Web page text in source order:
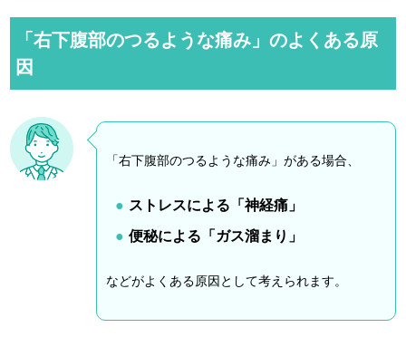
「右下腹部のつるような痛み」のよくある原
因
「右下腹部のつるような痛み」がある場合、
ストレスによる「神経痛」
便秘による「ガス溜まり」
などがよくある原因として考えられます。